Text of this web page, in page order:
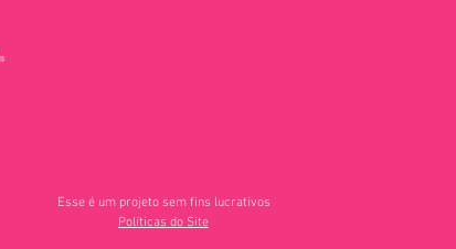
Esse é um projeto sem fins lucrativos
Políticas do Site